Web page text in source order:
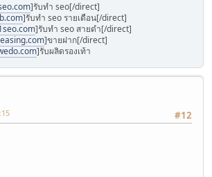
]รับทำ seo[/direct]
]รับทำ seo รายเดือน[/direct]
]รับทำ seo สายดำ[/direct]
]ขายฝาก[/direct]
]รับผลิดรองเท้า
#12